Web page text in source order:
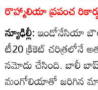
రొహ్మాలియా ప్రపంచ
న్యూఢిల్లీ:ఇండోనేసియా
టీ20 క్రికెట్‌ చరిత్రలోనే
నమోదు చేసింది. బాలీ
మంగోలియాతో జరిగిన